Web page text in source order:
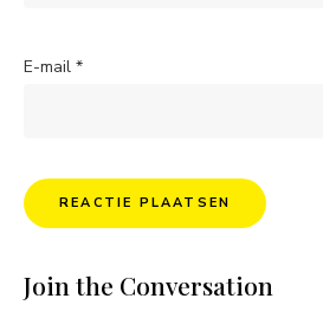
E-mail *
Join the Conversation